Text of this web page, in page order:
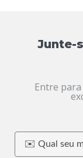
Junte-
Entre